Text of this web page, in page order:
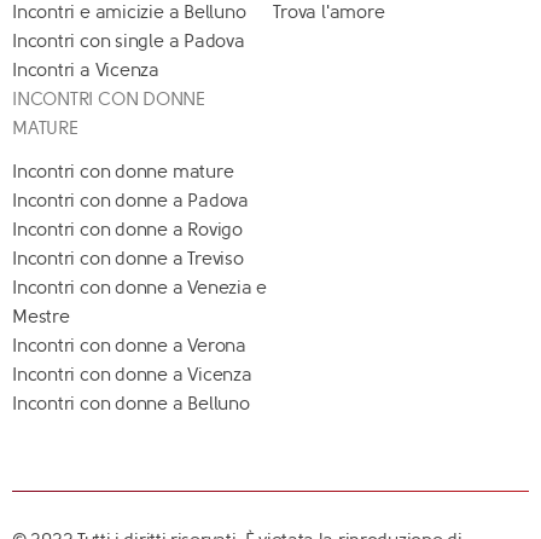
Incontri e amicizie a Belluno
Incontri con single a Padova
Incontri a Vicenza
Trova l'amore
INCONTRI CON DONNE
MATURE
Incontri con donne mature
Incontri con donne a Padova
Incontri con donne a Rovigo
Incontri con donne a Treviso
Incontri con donne a Venezia e
Mestre
Incontri con donne a Verona
Incontri con donne a Vicenza
Incontri con donne a Belluno